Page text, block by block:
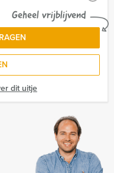
Geheel vrijblijvend
dit uitje